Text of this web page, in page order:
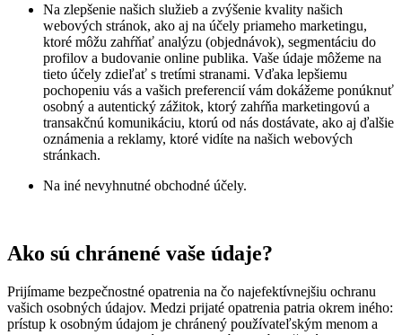
Na zlepšenie našich služieb a zvýšenie kvality našich
webových stránok, ako aj na účely priameho marketingu,
ktoré môžu zahŕňať analýzu (objednávok), segmentáciu do
profilov a budovanie online publika. Vaše údaje môžeme na
tieto účely zdieľať s tretími stranami. Vďaka lepšiemu
pochopeniu vás a vašich preferencií vám dokážeme ponúknuť
osobný a autentický zážitok, ktorý zahŕňa marketingovú a
transakčnú komunikáciu, ktorú od nás dostávate, ako aj ďalšie
oznámenia a reklamy, ktoré vidíte na našich webových
stránkach.
Na iné nevyhnutné obchodné účely.
Ako sú chránené vaše údaje?
Prijímame bezpečnostné opatrenia na čo najefektívnejšiu ochranu
vašich osobných údajov. Medzi prijaté opatrenia patria okrem iného:
prístup k osobným údajom je chránený používateľským menom a